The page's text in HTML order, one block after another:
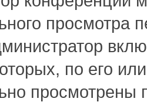
просмотра
по его
просмотрены